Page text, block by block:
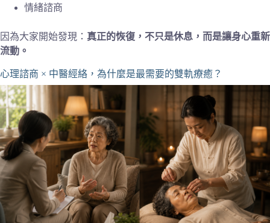
情緒諮商
因為大家開始發現： 真正的恢復，不只是休息，而是讓身心重新
流動。
心理諮商 × 中醫經絡，為什麼是最需要的雙軌療癒？